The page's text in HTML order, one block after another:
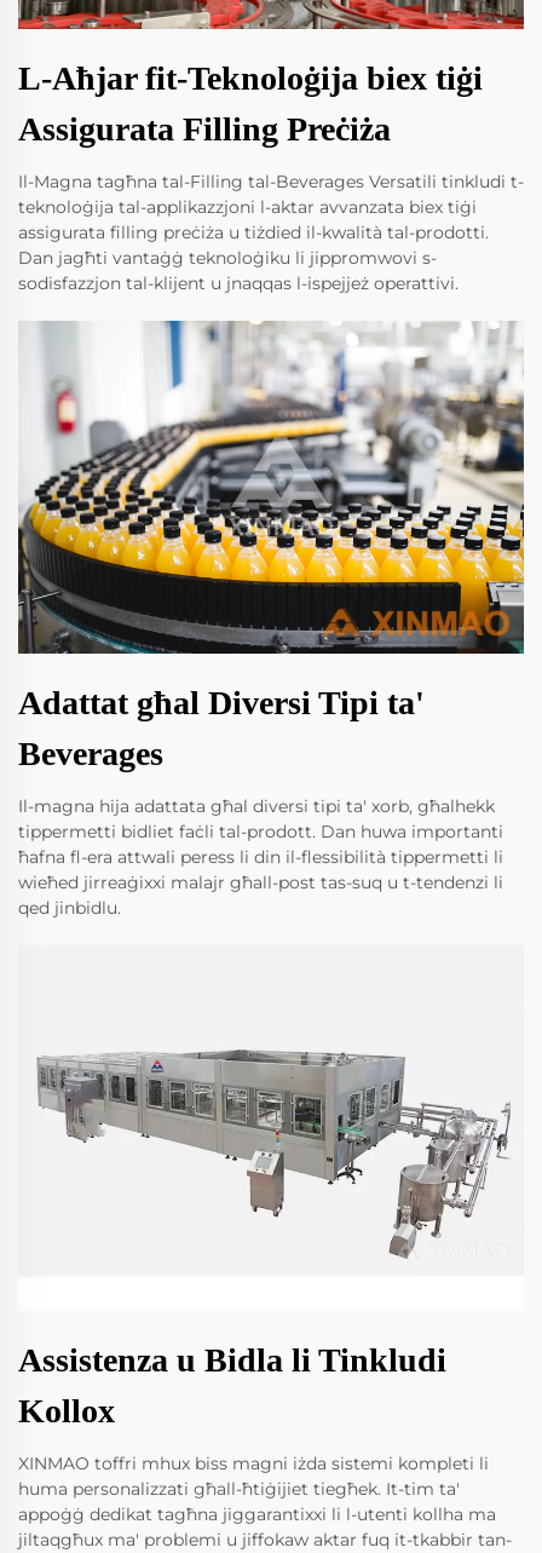
L-Aħjar fit-Teknoloġija biex tiġi
Assigurata Filling Preċiża
Il-Magna tagħna tal-Filling tal-Beverages Versatili tinkludi t-
teknoloġija tal-applikazzjoni l-aktar avvanzata biex tiġi
assigurata filling preċiża u tiżdied il-kwalità tal-prodotti.
Dan jagħti vantaġġ teknoloġiku li jippromwovi s-
sodisfazzjon tal-klijent u jnaqqas l-ispejjeż operattivi.
Adattat għal Diversi Tipi ta'
Beverages
Il-magna hija adattata għal diversi tipi ta' xorb, għalhekk
tippermetti bidliet faċli tal-prodott. Dan huwa importanti
ħafna fl-era attwali peress li din il-flessibilità tippermetti li
wieħed jirreaġixxi malajr għall-post tas-suq u t-tendenzi li
qed jinbidlu.
Assistenza u Bidla li Tinkludi
Kollox
XINMAO toffri mhux biss magni iżda sistemi kompleti li
huma personalizzati għall-ħtiġijiet tiegħek. It-tim ta'
appoġġ dedikat tagħna jiggarantixxi li l-utenti kollha ma
jiltaqgħux ma' problemi u jiffokaw aktar fuq it-tkabbir tan-